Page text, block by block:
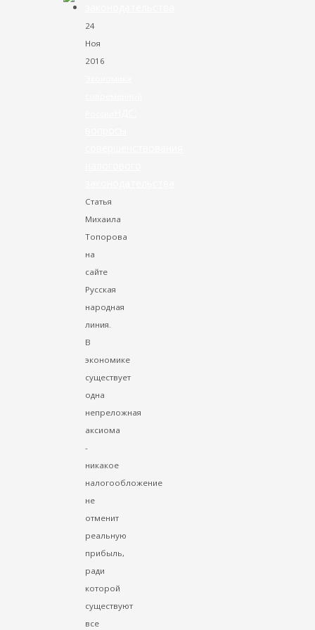
24
Ноя
2016
Статья
Михаила
Топорова
на
сайте
Русская
народная
линия.
В
экономике
существует
одна
непреложная
аксиома
-
никакое
налогообложение
не
отменит
реальную
прибыль,
ради
которой
существуют
все